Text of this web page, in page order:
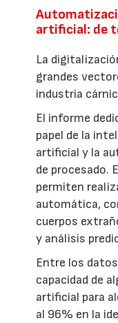
artificial: de
La
grandes
industria
El informe
papel de la
artificial y la
de procesado.
permiten
automática,
cuerpos
y análisis
Entre los
capacidad de
artificial para
al 96% en la